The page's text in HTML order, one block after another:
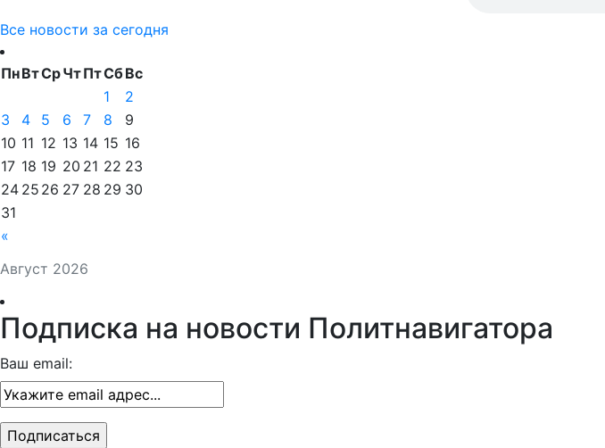
Все новости за сегодня
Август 2026
ПнВтСрЧтПтСбВс
«
1
2
3
4 5 6 7 8
9
10 11 12 13 14 15 16
17 18 19 20 21 22 23
24 25 26 27 28 29 30
31
Подписка на новости Политнавигатора
Ваш email: